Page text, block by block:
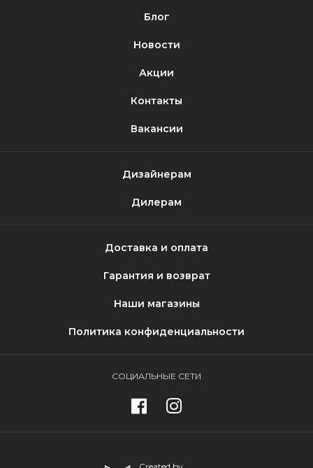
Блог
Новости
Акции
Контакты
Вакансии
Дизайнерам
Дилерам
Доставка и оплата
Гарантия и возврат
Наши магазины
Политика конфиденциальности
СОЦИАЛЬНЫЕ СЕТИ